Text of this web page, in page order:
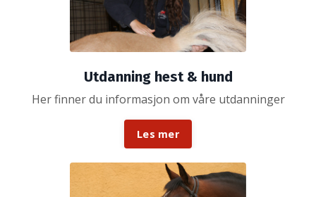
Utdanning hest & hund
Her finner du informasjon om våre utdanninger
Les mer